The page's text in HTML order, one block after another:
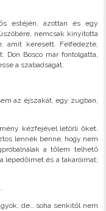
estéjén, ázottan és egy
nemcsak kinyitotta
amit keresett. Felfedezte,
Bosco már fontolgatta,
a szabadságát.
az éjszakát, egy zugban,
kézfejével letörli őket.
lennék benne, hogy nem
a tőlem telhető
lepedőimet és a takaróimat;
de… soha senkitől nem